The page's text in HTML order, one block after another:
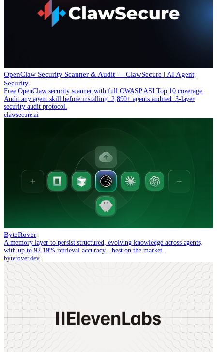
OpenClaw Security Scanner & Audit — ClawSecure | AI Agent
Security
Free OpenClaw security scanner with full OWASP ASI Top 10 coverage.
Audit any agent skill before installing. 2,890+ agents audited. 3-layer
security audit protocol.
clawsecure.ai
ByteRover
A memory layer to persist structured, evolving knowledge across agents,
with up to 92.19% retrieval accuracy - best on the market.
byterover.dev